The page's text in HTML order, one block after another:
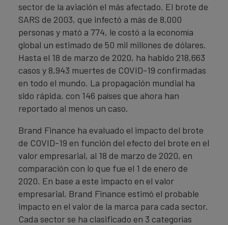
sector de la aviación el más afectado. El brote de
SARS de 2003, que infectó a más de 8,000
personas y mató a 774, le costó a la economía
global un estimado de 50 mil millones de dólares.
Hasta el 18 de marzo de 2020, ha habido 218,663
casos y 8,943 muertes de COVID-19 confirmadas
en todo el mundo. La propagación mundial ha
sido rápida, con 146 países que ahora han
reportado al menos un caso.
Brand Finance ha evaluado el impacto del brote
de COVID-19 en función del efecto del brote en el
valor empresarial, al 18 de marzo de 2020, en
comparación con lo que fue el 1 de enero de
2020. En base a este impacto en el valor
empresarial, Brand Finance estimó el probable
impacto en el valor de la marca para cada sector.
Cada sector se ha clasificado en 3 categorías